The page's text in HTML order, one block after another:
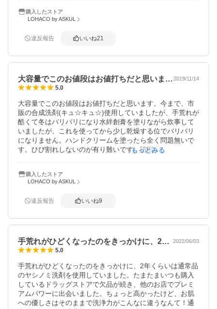
方に暮れていましたが、気づくとロハコオリジナルの製品
として発売されていて、本当にありがたかったです。大容
届けていただけるので、ドラッグストアなどから家まで洗
からも販売を継続していただきたい逸品です。
購入したストア
LOHACO by ASKUL
違反報告 いいね21
大容量でこのお値段はお値打ちだと思いま…2019/11/14
5.0
大容量でこのお値段はお値打ちだと思います。今まで、市
販の合成洗剤(キュ☆キュ☆)使用していましたが、手荒れが
酷くて冬はバリバリになり水絆創膏を塗りながら炊事して
いましたが、これを使ってから少し乾燥する位でバリバリ
になりません。ハンドクリームを塗ったら全く問題無いで
す。ひび割れしないのが有り難いです。訪問介護の仕事し
と変わりなく、重宝しています。訪問の洗剤で炊事をして
排水溝を見ると、泡がなかなか流れなかったりしたのを見
水溝の泡もすぐ無くなり環境にも優しくてとても気に入っ
ています
もっとみる
購入したストア
LOHACO by ASKUL
違反報告 いいね9
手荒れがひどくなったのをきっかけに、2… 2022/06/03
5.0
手荒れがひどくなったのをきっかけに、2年くらいは通常品
のヤシノミ洗剤を使用していました。たまたまいつも購入
しているドラッグストアで欠品が続き、他のお店でプレミ
アムパワーに出会いました。ちょっと高かったけど、お肌
への優しさはそのままで洗浄力がこんなに違うなんて！通